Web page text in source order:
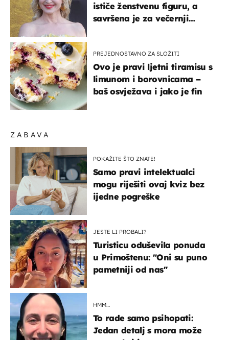
ZABAVA
POKAŽITE ŠTO ZNATE!
Samo pravi intelektualci
mogu riješiti ovaj kviz bez
ijedne pogreške
JESTE LI PROBALI?
Turisticu oduševila ponuda
u Primoštenu: "Oni su puno
pametniji od nas"
HMM…
To rade samo psihopati:
Jedan detalj s mora može
ističe ženstvenu figuru, a
savršena je za večernji
PREJEDNOSTAVNO ZA SLOŽITI
Ovo je pravi ljetni tiramisu s
limunom i borovnicama –
baš osvježava i jako je fin